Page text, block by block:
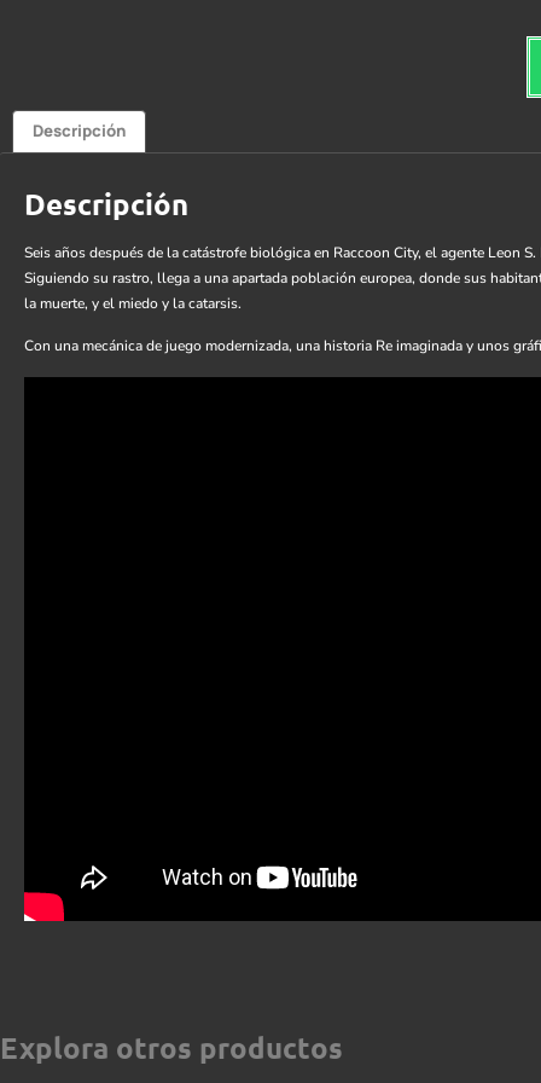
Descripción
Descripción
Seis años después de la catástrofe biológica en Raccoon City, el agente Leon
Siguiendo su rastro, llega a una apartada población europea, donde sus
la muerte, y el miedo y la catarsis.
Con una mecánica de juego modernizada, una historia Re imaginada y unos
Explora otros productos